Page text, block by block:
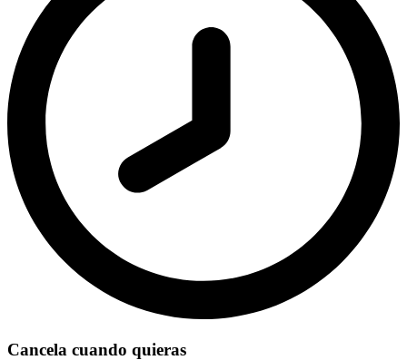
Cancela cuando quieras